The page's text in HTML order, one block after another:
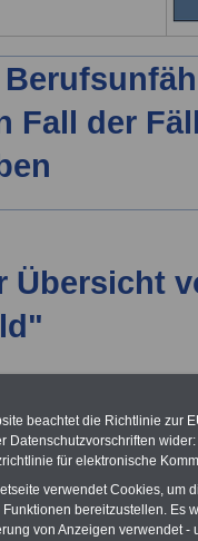
Fall der
Übersicht
beachtet die Richtlinie zur
Datenschutzvorschriften
für elektronische
verwendet Cookies, um
Funktionen bereitzustellen. Es
von Anzeigen verwendet